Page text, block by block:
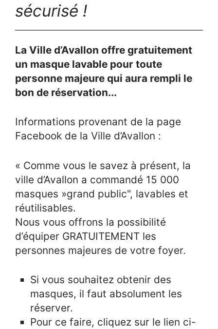
sécurisé !
La Ville d’Avallon offre gratuitement
un masque lavable pour toute
personne majeure qui aura rempli le
bon de réservation...
Informations provenant de la page
Facebook de la Ville d’Avallon :
« Comme vous le savez à présent, la
ville d’Avallon a commandé 15 000
masques »grand public", lavables et
réutilisables.
Nous vous offrons la possibilité
d’équiper GRATUITEMENT les
personnes majeures de votre foyer.
Si vous souhaitez obtenir des
masques, il faut absolument les
réserver.
Pour ce faire, cliquez sur le lien ci-